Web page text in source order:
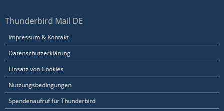
Thunderbird Mail DE
Impressum & Kontakt
Datenschutzerklärung
Einsatz von Cookies
Nutzungsbedingungen
Spendenaufruf für Thunderbird